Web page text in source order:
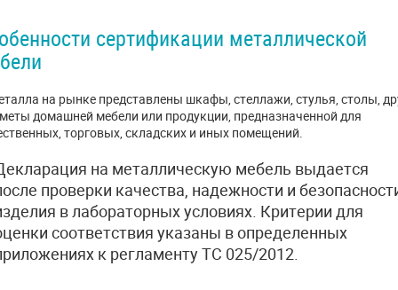
сертификации металлической
на рынке представлены шкафы, стеллажи, стулья, столы,
домашней мебели или продукции, предназначенной для
торговых, складских и иных помещений.
на металлическую мебель выдается
проверки качества, надежности и
в лабораторных условиях. Критерии для
соответствия указаны в определенных
к регламенту ТС 025/2012.